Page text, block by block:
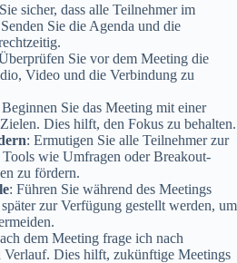
sicher, dass alle Teilnehmer im
Sie die Agenda und die
Sie vor dem Meeting die
Video und die Verbindung zu
Beginnen Sie das Meeting mit einer
Dies hilft, den Fokus zu behalten.
: Ermutigen Sie alle Teilnehmer zur
wie Umfragen oder Breakout-
zu fördern.
: Führen Sie während des Meetings
zur Verfügung gestellt werden, um
dem Meeting frage ich nach
Verlauf. Dies hilft, zukünftige Meetings